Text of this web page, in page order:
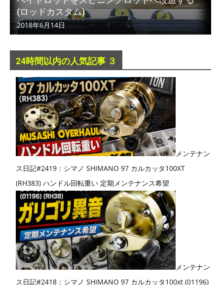
(ロッドカスタム)
2018年6月14日
24時間以内の人気記事 ３
メンテナン
ス日記#2419：シマノ SHIMANO 97 カルカッタ100XT
(RH383) ハンドル回転重い 定期メンテナンス希望
メンテナン
ス日記#2418：シマノ SHIMANO 97 カルカッタ100xt (01196)